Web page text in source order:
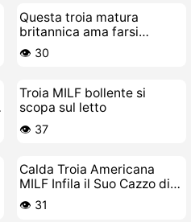
Questa troia matura
britannica ama farsi
scopare la figa con le dita
👁️ 30
Troia MILF bollente si
scopa sul letto
👁️ 37
Calda Troia Americana
MILF Infila il Suo Cazzo di
Giocattolo nella Figa
Fradicia
👁️ 31